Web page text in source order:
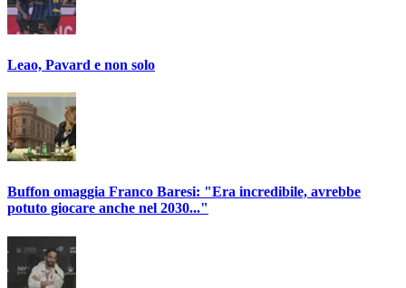
Leao, Pavard e non solo
Buffon omaggia Franco Baresi: "Era incredibile, avrebbe
potuto giocare anche nel 2030..."